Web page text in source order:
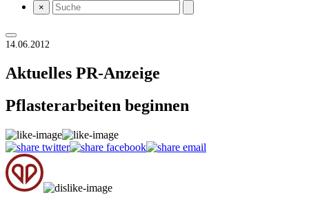
×
14.06.2012
Aktuelles PR-Anzeige
Pflasterarbeiten beginnen